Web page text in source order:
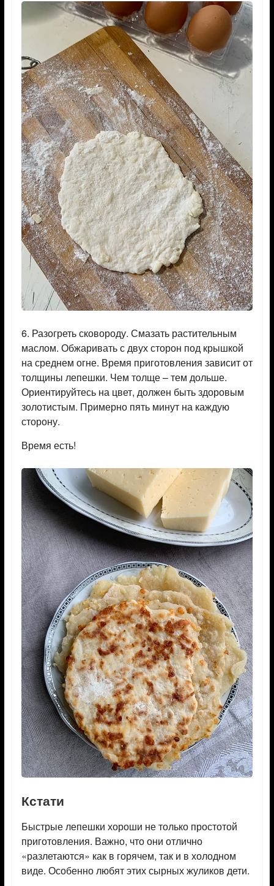
6. Разогреть сковороду. Смазать растительным
маслом. Обжаривать с двух сторон под крышкой
на среднем огне. Время приготовления зависит от
толщины лепешки. Чем толще – тем дольше.
Ориентируйтесь на цвет, должен быть здоровым
золотистым. Примерно пять минут на каждую
сторону.
Время есть!
Кстати
Быстрые лепешки хороши не только простотой
приготовления. Важно, что они отлично
«разлетаются» как в горячем, так и в холодном
виде. Особенно любят этих сырных жуликов дети.